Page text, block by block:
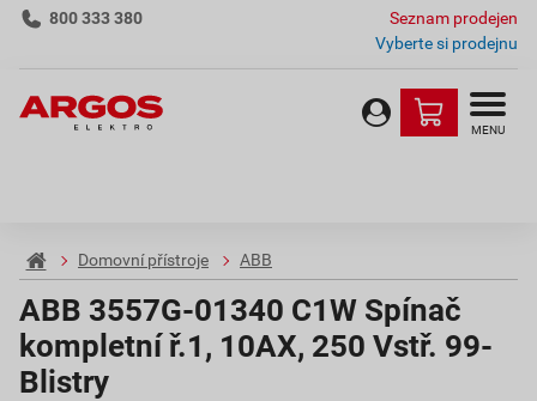
800 333 380
Seznam prodejen
Vyberte si prodejnu
MENU
Domovní přístroje ABB
ABB 3557G-01340 C1W Spínač
kompletní ř.1, 10AX, 250 Vstř. 99-
Blistry